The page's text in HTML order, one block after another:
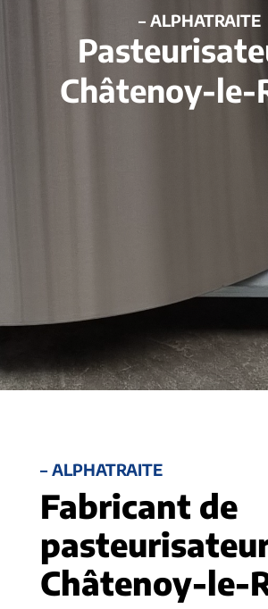
– ALPHATRAITE
Châtenoy-le-
– ALPHATRAITE
Fabricant de
Châtenoy-le-